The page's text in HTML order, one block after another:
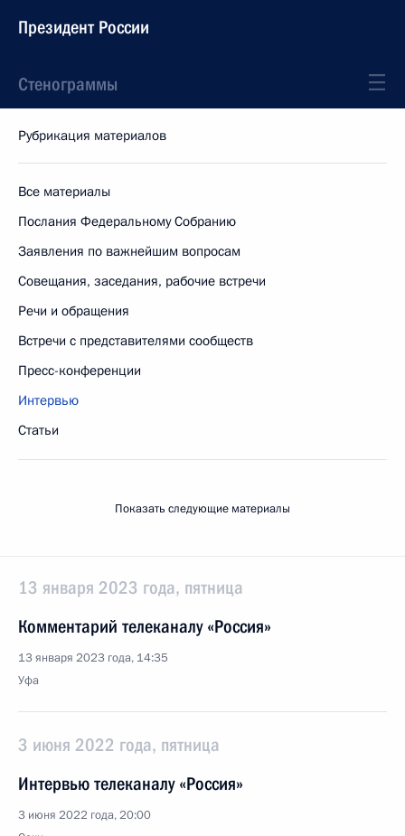
Президент России
Стенограммы
Рубрикация материалов
Все материалы
Послания Федеральному Собранию
Заявления по важнейшим вопросам
Совещания, заседания, рабочие встречи
Речи и обращения
Встречи с представителями сообществ
Пресс-конференции
Интервью
Статьи
Показать следующие материалы
13 января 2023 года, пятница
Комментарий телеканалу «Россия»
13 января 2023 года, 14:35
Уфа
3 июня 2022 года, пятница
Интервью телеканалу «Россия»
3 июня 2022 года, 20:00